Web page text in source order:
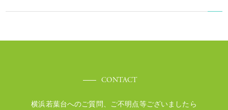
CONTACT
横浜若葉台へのご質問、ご不明点等ございましたら